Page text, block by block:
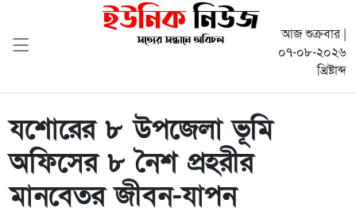
আজ শুক্রবার |
০৭-০৮-২০২৬
খ্রিষ্টাব্দ
যশোরের ৮ উপজেলা ভূমি
অফিসের ৮ নৈশ প্রহরীর
মানবেতর জীবন-যাপন